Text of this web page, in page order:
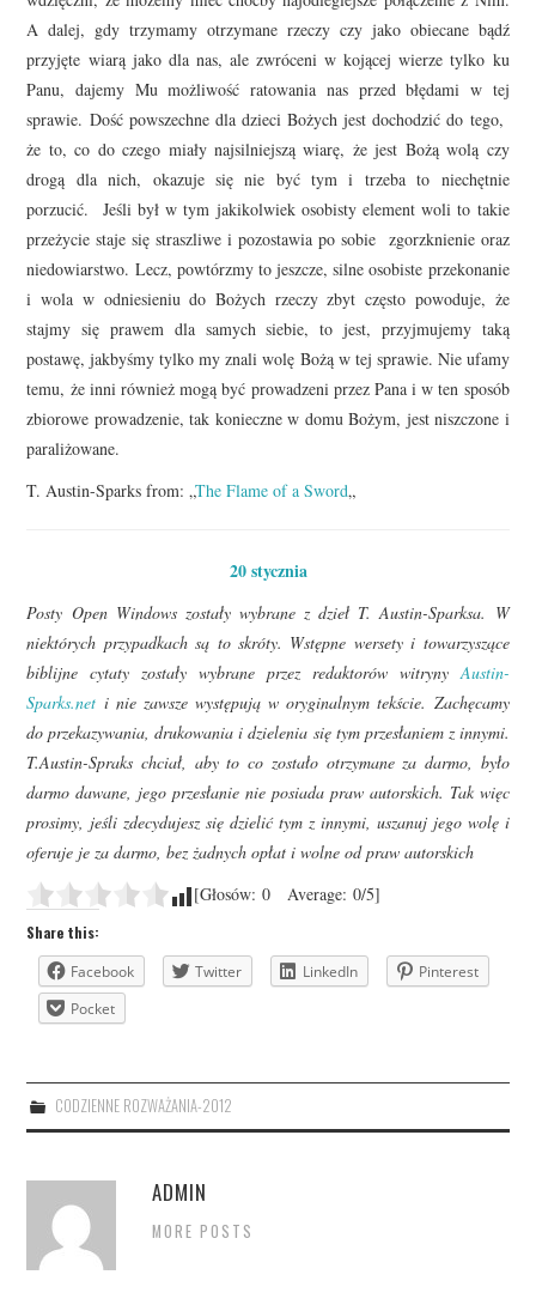
A dalej, gdy trzymamy otrzymane rzeczy czy jako obiecane bądź
przyjęte wiarą jako dla nas, ale zwróceni w kojącej wierze tylko ku
Panu, dajemy Mu możliwość ratowania nas przed błędami w tej
sprawie. Dość powszechne dla dzieci Bożych jest dochodzić do tego,
że to, co do czego miały najsilniejszą wiarę, że jest Bożą wolą czy
drogą dla nich, okazuje się nie być tym i trzeba to niechętnie
porzucić. Jeśli był w tym jakikolwiek osobisty element woli to takie
przeżycie staje się straszliwe i pozostawia po sobie zgorzknienie oraz
niedowiarstwo. Lecz, powtórzmy to jeszcze, silne osobiste przekonanie
i wola w odniesieniu do Bożych rzeczy zbyt często powoduje, że
stajmy się prawem dla samych siebie, to jest, przyjmujemy taką
postawę, jakbyśmy tylko my znali wolę Bożą w tej sprawie. Nie ufamy
temu, że inni również mogą być prowadzeni przez Pana i w ten sposób
zbiorowe prowadzenie, tak konieczne w domu Bożym, jest niszczone i
paraliżowane.
T. Austin-Sparks from: „The Flame of a Sword„
20 stycznia
Posty Open Windows zostały wybrane z dzieł T. Austin-Sparksa. W
niektórych przypadkach są to skróty. Wstępne wersety i towarzyszące
biblijne cytaty zostały wybrane przez redaktorów witrynyAustin-
Sparks.net i nie zawsze występują w oryginalnym tekście. Zachęcamy
do przekazywania, drukowania i dzielenia się tym przesłaniem z innymi.
T.Austin-Spraks chciał, aby to co zostało otrzymane za darmo, było
darmo dawane, jego przesłanie nie posiada praw autorskich. Tak więc
prosimy, jeśli zdecydujesz się dzielić tym z innymi, uszanuj jego wolę i
oferuje je za darmo, bez żadnych opłat i wolne od praw autorskich
[Głosów:0 Average:0/5]
Share this:
Facebook
Twitter LinkedIn
Pinterest
Pocket
CODZIENNE ROZWAŻANIA-2012
ADMIN
MORE POSTS